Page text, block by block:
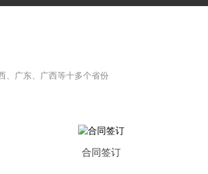
、广东、广西等十多个省份
合同签订